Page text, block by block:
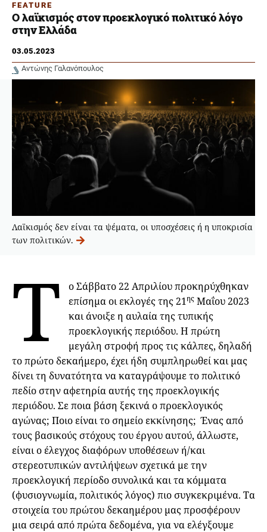
FEATURE
Ο λαϊκισμός στον προεκλογικό πολιτικό λόγο
στην Ελλάδα
03.05.2023
Αντώνης Γαλανόπουλος
Λαϊκισμός δεν είναι τα ψέματα, οι υποσχέσεις ή η υποκρισία
των πολιτικών.
Τ
ο Σάββατο 22 Απριλίου προκηρύχθηκαν
επίσημα οι εκλογές της 21ης Μαΐου 2023
και άνοιξε η αυλαία της τυπικής
προεκλογικής περιόδου. Η πρώτη
μεγάλη στροφή προς τις κάλπες, δηλαδή
το πρώτο δεκαήμερο, έχει ήδη συμπληρωθεί και μας
δίνει τη δυνατότητα να καταγράψουμε το πολιτικό
πεδίο στην αφετηρία αυτής της προεκλογικής
περιόδου. Σε ποια βάση ξεκινά ο προεκλογικός
αγώνας; Ποιο είναι το σημείο εκκίνησης; Ένας από
τους βασικούς στόχους του έργου αυτού, άλλωστε,
είναι ο έλεγχος διαφόρων υποθέσεων ή/και
στερεοτυπικών αντιλήψεων σχετικά με την
προεκλογική περίοδο συνολικά και τα κόμματα
(φυσιογνωμία, πολιτικός λόγος) πιο συγκεκριμένα. Τα
στοιχεία του πρώτου δεκαημέρου μας προσφέρουν
μια σειρά από πρώτα δεδομένα, για να ελέγξουμε